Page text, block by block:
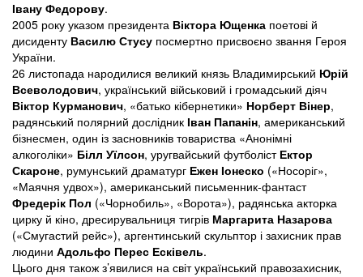
Івану Федорову.
2005 року указом президента Віктора Ющенка поетові й
дисиденту Василю Стусу посмертно присвоєно звання Героя
України.
26 листопада народилися великий князь Владимирський Юрій
Всеволодович, український військовий і громадський діяч
Віктор Курманович, «батько кібернетики» Норберт Вінер,
радянський полярний дослідник Іван Папанін, американський
бізнесмен, один із засновників товариства «Анонімні
алкоголіки» Білл Уїлсон, уругвайський футболіст Ектор
Скароне, румунський драматург Ежен Іонеско («Носоріг»,
«Маячня удвох»), американський письменник-фантаст
Фредерік Пол («Чорнобиль», «Ворота»), радянська акторка
цирку й кіно, дресирувальниця тигрів Маргарита Назарова
(«Смугастий рейс»), аргентинський скульптор і захисник прав
людини Адольфо Перес Есківель.
Цього дня також з’явилися на світ український правозахисник,